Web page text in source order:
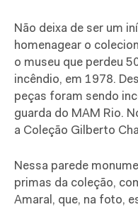
Não deixa de ser um
homenagear o
o museu que perdeu
incêndio, em 1978.
peças foram sendo
guarda do MAM Rio.
a Coleção Gilberto
Nessa parede
primas da coleção,
Amaral, que, na foto,